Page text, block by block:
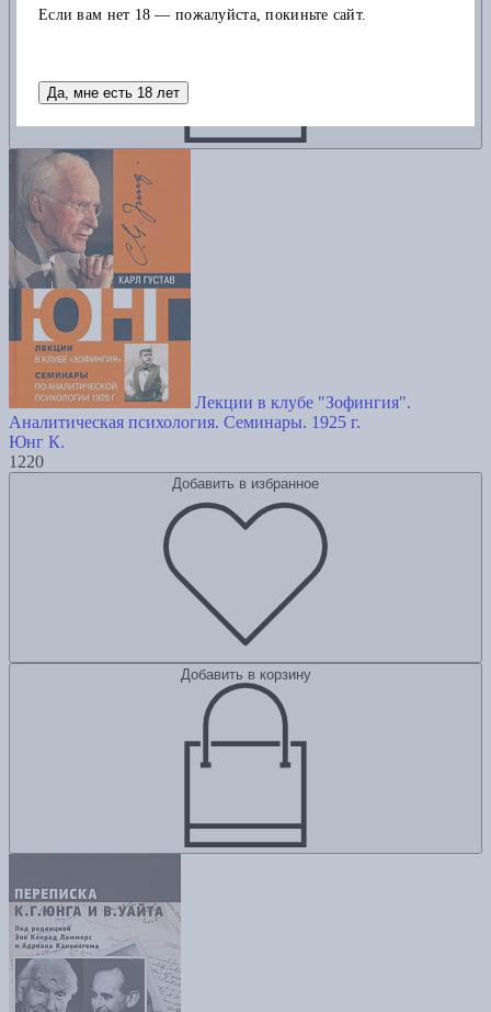
Лекции в клубе "Зофингия".
Аналитическая психология. Семинары. 1925 г.
Юнг К.
1220
Добавить в избранное
Добавить в корзину
Если вам нет 18 — пожалуйста, покиньте сайт.
Да, мне есть 18 лет